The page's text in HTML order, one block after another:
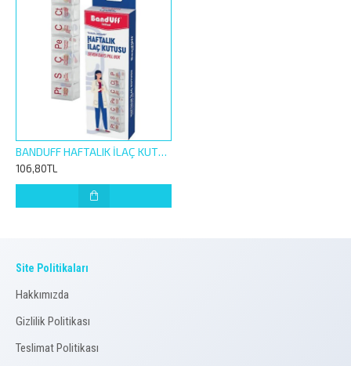
BANDUFF HAFTALIK İLAÇ KUTUSU
106,80TL
Site Politikaları
Hakkımızda
Gizlilik Politikası
Teslimat Politikası